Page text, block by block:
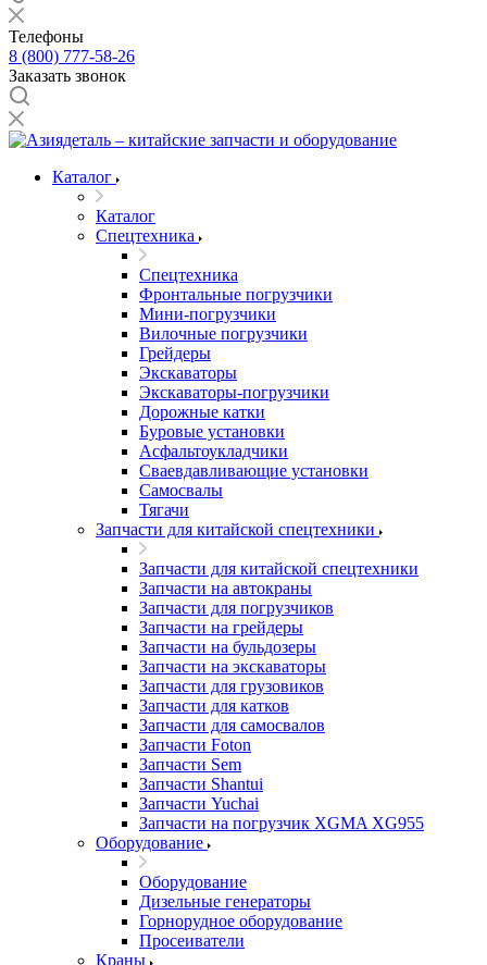
Телефоны
8 (800) 777-58-26
Заказать звонок
Каталог
Каталог
Спецтехника
Спецтехника
Фронтальные погрузчики
Мини-погрузчики
Вилочные погрузчики
Грейдеры
Экскаваторы
Экскаваторы-погрузчики
Дорожные катки
Буровые установки
Асфальтоукладчики
Сваевдавливающие установки
Самосвалы
Тягачи
Запчасти для китайской спецтехники
Запчасти для китайской спецтехники
Запчасти на автокраны
Запчасти для погрузчиков
Запчасти на грейдеры
Запчасти на бульдозеры
Запчасти на экскаваторы
Запчасти для грузовиков
Запчасти для катков
Запчасти для самосвалов
Запчасти Foton
Запчасти Sem
Запчасти Shantui
Запчасти Yuchai
Запчасти на погрузчик XGMA XG955
Оборудование
Оборудование
Дизельные генераторы
Горнорудное оборудование
Просеиватели
Краны